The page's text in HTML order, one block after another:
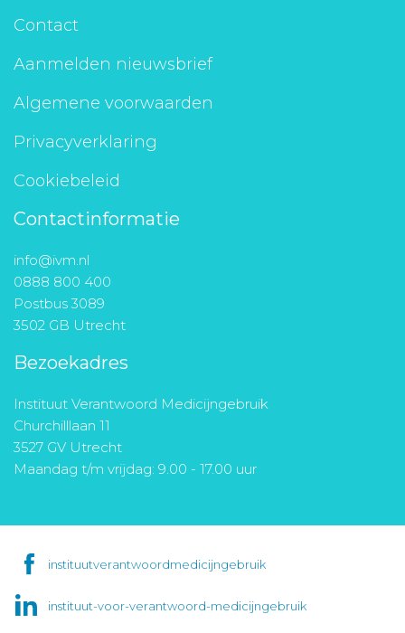
Contact
Aanmelden nieuwsbrief
Algemene voorwaarden
Privacyverklaring
Cookiebeleid
Contactinformatie
info@ivm.nl
0888 800 400
Postbus 3089
3502 GB Utrecht
Bezoekadres
Instituut Verantwoord Medicijngebruik
Churchilllaan 11
3527 GV Utrecht
Maandag t/m vrijdag: 9.00 - 17.00 uur
instituutverantwoordmedicijngebruik
instituut-voor-verantwoord-medicijngebruik